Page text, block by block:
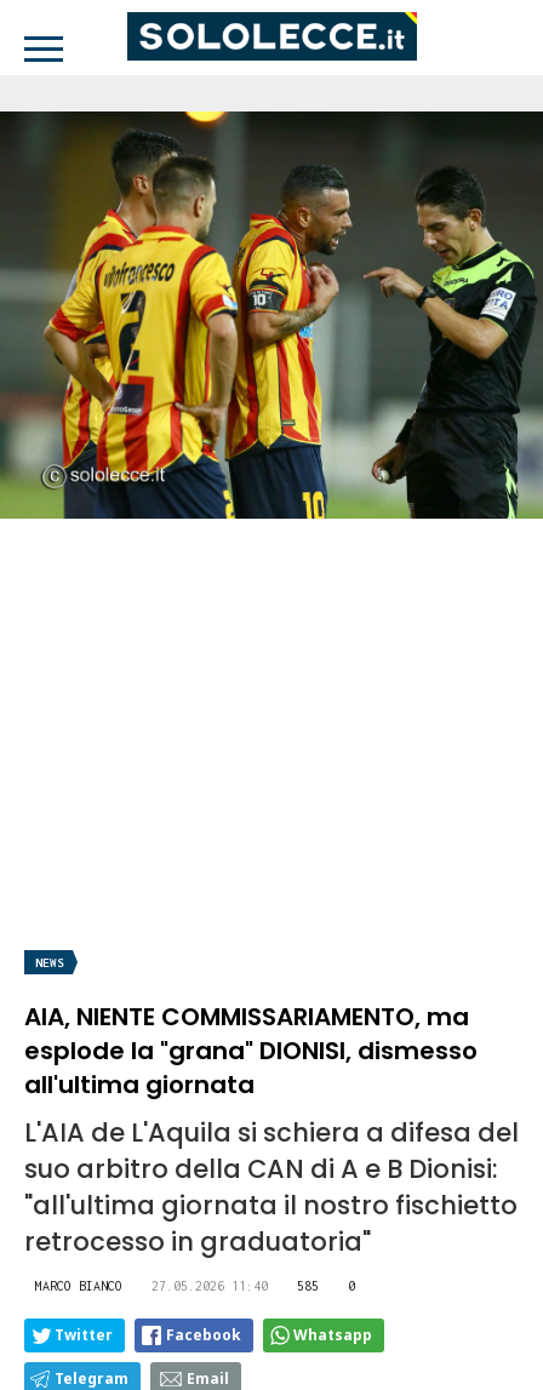
NEWS
AIA, NIENTE COMMISSARIAMENTO, ma
esplode la "grana" DIONISI, dismesso
all'ultima giornata
L'AIA de L'Aquila si schiera a difesa del
suo arbitro della CAN di A e B Dionisi:
"all'ultima giornata il nostro fischietto
retrocesso in graduatoria"
MARCO BIANCO 27.05.2026 11:40 585 0
Twitter Facebook Whatsapp
Telegram Email